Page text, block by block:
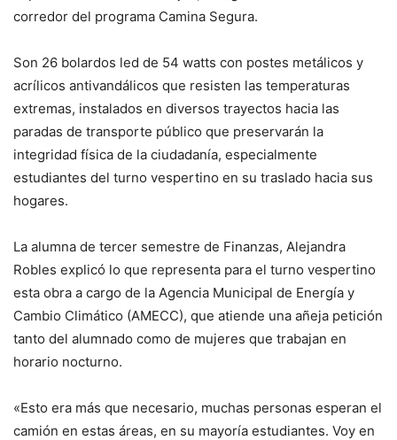
corredor del programa Camina Segura.
Son 26 bolardos led de 54 watts con postes metálicos y
acrílicos antivandálicos que resisten las temperaturas
extremas, instalados en diversos trayectos hacia las
paradas de transporte público que preservarán la
integridad física de la ciudadanía, especialmente
estudiantes del turno vespertino en su traslado hacia sus
hogares.
La alumna de tercer semestre de Finanzas, Alejandra
Robles explicó lo que representa para el turno vespertino
esta obra a cargo de la Agencia Municipal de Energía y
Cambio Climático (AMECC), que atiende una añeja petición
tanto del alumnado como de mujeres que trabajan en
horario nocturno.
«Esto era más que necesario, muchas personas esperan el
camión en estas áreas, en su mayoría estudiantes. Voy en